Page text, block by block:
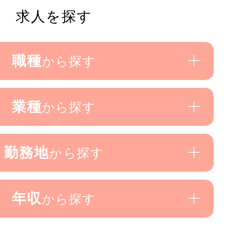
求人を探す
職種から探す
業種から探す
勤務地から探す
年収 から探す